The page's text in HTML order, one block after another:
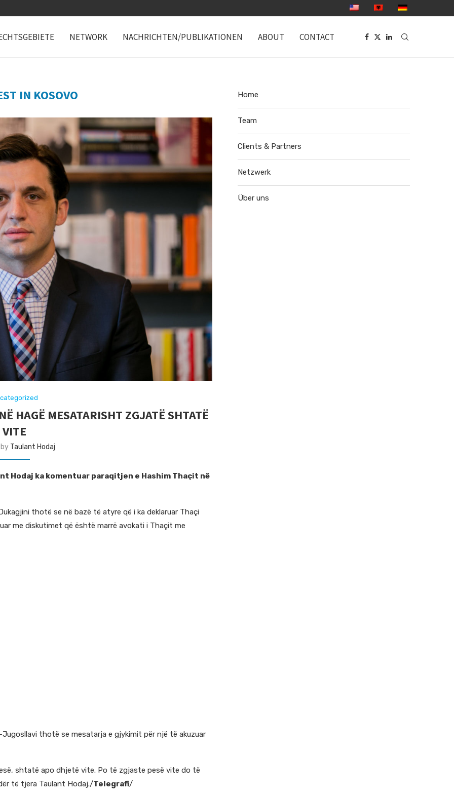
NETWORK NACHRICHTEN/PUBLIKATIONEN ABOUT CONTACT
IN KOSOVO
HAGË MESATARISHT ZGJATË SHTATË
VITE
Taulant Hodaj
Hodaj ka komentuar paraqitjen e Hashim Thaçit në
thotë se në bazë të atyre që i ka deklaruar Thaçi
me diskutimet që është marrë avokati i Thaçit me
thotë se mesatarja e gjykimit për një të akuzuar
shtatë apo dhjetë vite. Po të zgjaste pesë vite do të
të tjera Taulant Hodaj./Telegrafi/
Home
Team
Clients & Partners
Netzwerk
Über uns